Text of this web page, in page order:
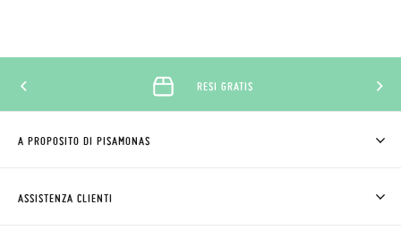
RESI GRATIS
A PROPOSITO DI PISAMONAS
ASSISTENZA CLIENTI